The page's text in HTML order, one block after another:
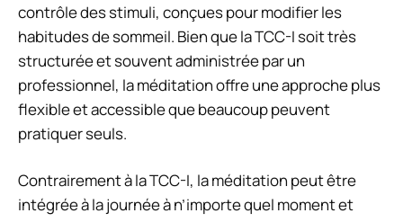
contrôle des stimuli, conçues pour modifier les
habitudes de sommeil. Bien que la TCC-I soit très
structurée et souvent administrée par un
professionnel, la méditation offre une approche plus
flexible et accessible que beaucoup peuvent
pratiquer seuls.
Contrairement à la TCC-I, la méditation peut être
intégrée à la journée à n’importe quel moment et